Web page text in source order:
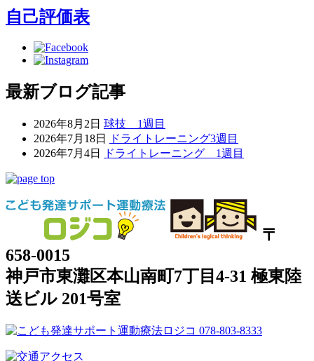
自己評価表
最新ブログ記事
2026年8月2日 球技 1週目
2026年7月18日
ドライトレーニング3週目
2026年7月4日
ドライトレーニング 1週目
〒
658-0015
神戸市東灘区本山南町7丁目4-31 極東陸
送ビル 201号室